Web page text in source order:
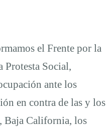
el Frente por la
Protesta Social,
ante los
en contra de las y los
Baja California, los